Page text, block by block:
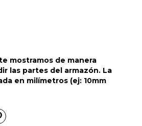
mostramos de manera
las partes del armazón. La
en milímetros (ej: 10mm